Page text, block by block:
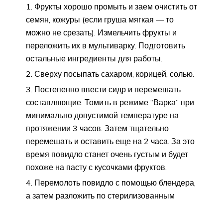
Фрукты хорошо промыть и заем очистить от
семян, кожуры (если груша мягкая — то
можно не срезать). Измельчить фрукты и
переложить их в мультиварку. Подготовить
остальные ингредиенты для работы.
Сверху посыпать сахаром, корицей, солью.
Постепенно ввести сидр и перемешать
составляющие. Томить в режиме “Варка” при
минимально допустимой температуре на
протяжении 3 часов. Затем тщательно
перемешать и оставить еще на 2 часа. За это
время повидло станет очень густым и будет
похоже на пасту с кусочками фруктов.
Перемолоть повидло с помощью блендера,
а затем разложить по стерилизованным